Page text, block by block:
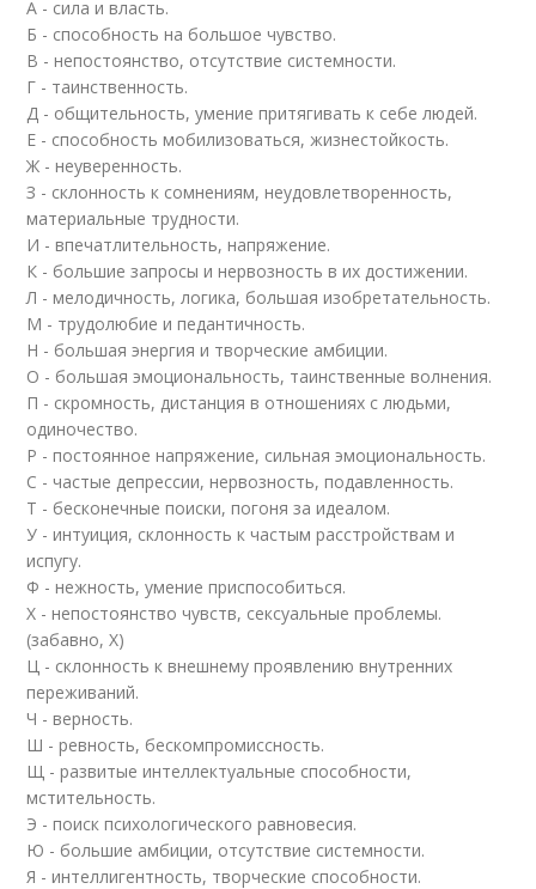
А - сила и власть.
Б - способность на большое чувство.
В - непостоянство, отсутствие системности.
Г - таинственность.
Д - общительность, умение притягивать к себе людей.
Е - способность мобилизоваться, жизнестойкость.
Ж - неуверенность.
З - склонность к сомнениям, неудовлетворенность,
материальные трудности.
И - впечатлительность, напряжение.
К - большие запросы и нервозность в их достижении.
Л - мелодичность, логика, большая изобретательность.
М - трудолюбие и педантичность.
Н - большая энергия и творческие амбиции.
О - большая эмоциональность, таинственные волнения.
П - скромность, дистанция в отношениях с людьми,
одиночество.
Р - постоянное напряжение, сильная эмоциональность.
С - частые депрессии, нервозность, подавленность.
Т - бесконечные поиски, погоня за идеалом.
У - интуиция, склонность к частым расстройствам и
испугу.
Ф - нежность, умение приспособиться.
Х - непостоянство чувств, сексуальные проблемы.
(забавно, Х)
Ц - склонность к внешнему проявлению внутренних
переживаний.
Ч - верность.
Ш - ревность, бескомпромиссность.
Щ - развитые интеллектуальные способности,
мстительность.
Э - поиск психологического равновесия.
Ю - большие амбиции, отсутствие системности.
Я - интеллигентность, творческие способности.